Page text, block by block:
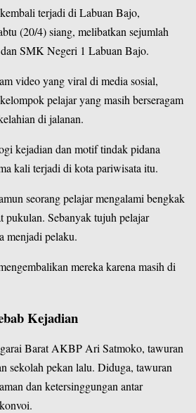
terjadi diLabuan Bajo,
(20/4) siang, melibatkan sejumlah
SMK Negeri 1 Labuan Bajo.
video yang viral di media sosial,
pelajar yang masih berseragam
di jalanan.
kejadian dan motif tindak pidana
kali terjadi di kota pariwisata itu.
seorang pelajar mengalami bengkak
pukulan. Sebanyak tujuh pelajar
menjadi pelaku.
mereka karena masih di
Kejadian
BaratAKBP Ari Satmoko, tawuran
sekolah pekan lalu. Diduga, tawuran
dan ketersinggungan antar